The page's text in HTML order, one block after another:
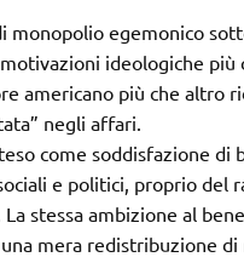
egemonico
ideologiche
americano più che
negli affari.
come soddisfazione di
e politici, proprio del
stessa ambizione al
mera redistribuzione di